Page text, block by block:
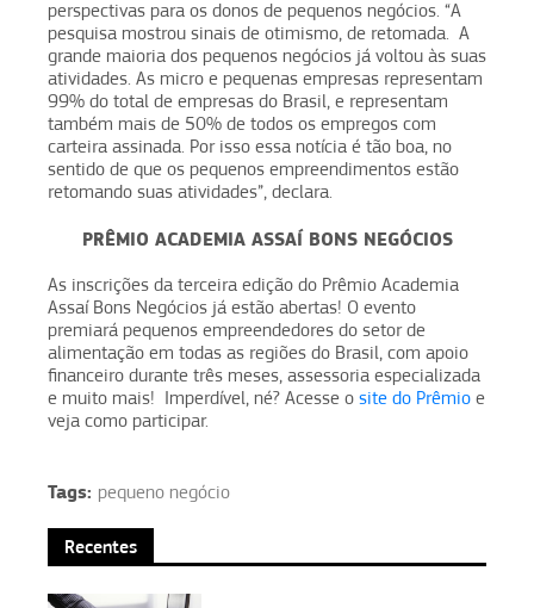
perspectivas para os donos de pequenos negócios. “A
pesquisa mostrou sinais de otimismo, de retomada. A
grande maioria dos pequenos negócios já voltou às suas
atividades. As micro e pequenas empresas representam
99% do total de empresas do Brasil, e representam
também mais de 50% de todos os empregos com
carteira assinada. Por isso essa notícia é tão boa, no
sentido de que os pequenos empreendimentos estão
retomando suas atividades”, declara.
PRÊMIO ACADEMIA ASSAÍ BONS NEGÓCIOS
As inscrições da terceira edição do Prêmio Academia
Assaí Bons Negócios já estão abertas! O evento
premiará pequenos empreendedores do setor de
alimentação em todas as regiões do Brasil, com apoio
financeiro durante três meses, assessoria especializada
e muito mais! Imperdível, né? Acesse o site do Prêmio e
veja como participar.
Tags: pequeno negócio
Recentes